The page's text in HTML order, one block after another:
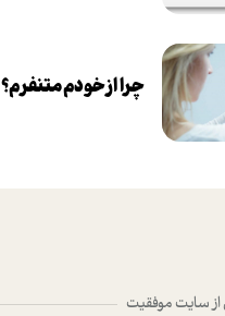
چرا از خودم متنفرم؟
سایت موفقیت